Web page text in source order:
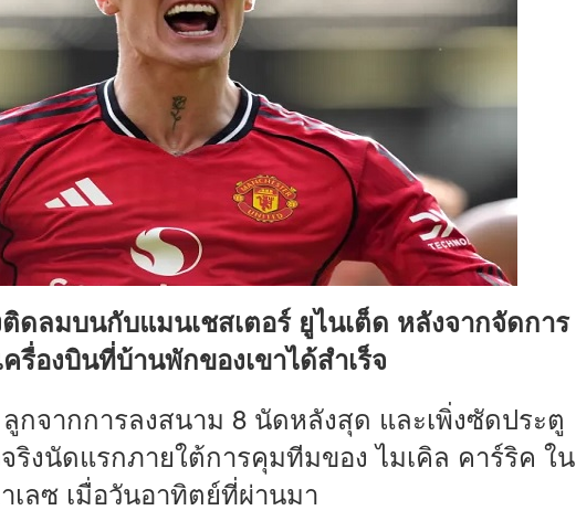
ดลมบนกับแมนเชสเตอร์ ยูไนเต็ด หลังจากจัดการ
รื่องบินที่บ้านพักของเขาได้สำเร็จ
กจากการลงสนาม 8 นัดหลังสุด และเพิ่งซัดประตู
ริงนัดแรกภายใต้การคุมทีมของ ไมเคิล คาร์ริค ใน
เลซ เมื่อวันอาทิตย์ที่ผ่านมา